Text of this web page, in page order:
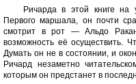
Ричарда в этой книге на
Первого маршала, он почти
смотрит в рот — Альдо
возможность её осуществить.
Думать он не в состоянии, и
Ричард незаметно
которым он предстанет в